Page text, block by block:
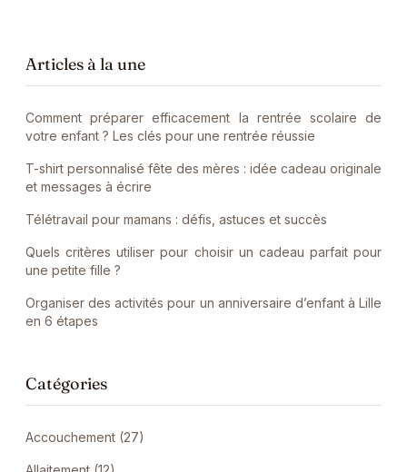
Articles à la une
Comment préparer efficacement la rentrée scolaire de
votre enfant ? Les clés pour une rentrée réussie
T-shirt personnalisé fête des mères : idée cadeau originale
et messages à écrire
Télétravail pour mamans : défis, astuces et succès
Quels critères utiliser pour choisir un cadeau parfait pour
une petite fille ?
Organiser des activités pour un anniversaire d’enfant à Lille
en 6 étapes
Catégories
Accouchement (27)